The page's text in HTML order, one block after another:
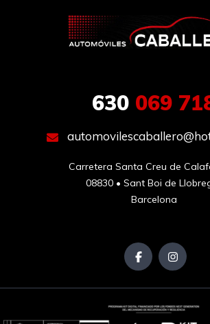
630069
Carretera Santa Creu de
08830 • Sant Boi de
Barcelona